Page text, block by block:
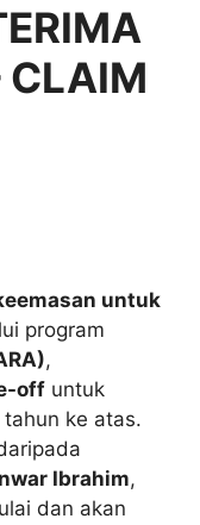
CLAIM
untuk
program
,
off untuk
ke atas.
Ibrahim,
dan akan